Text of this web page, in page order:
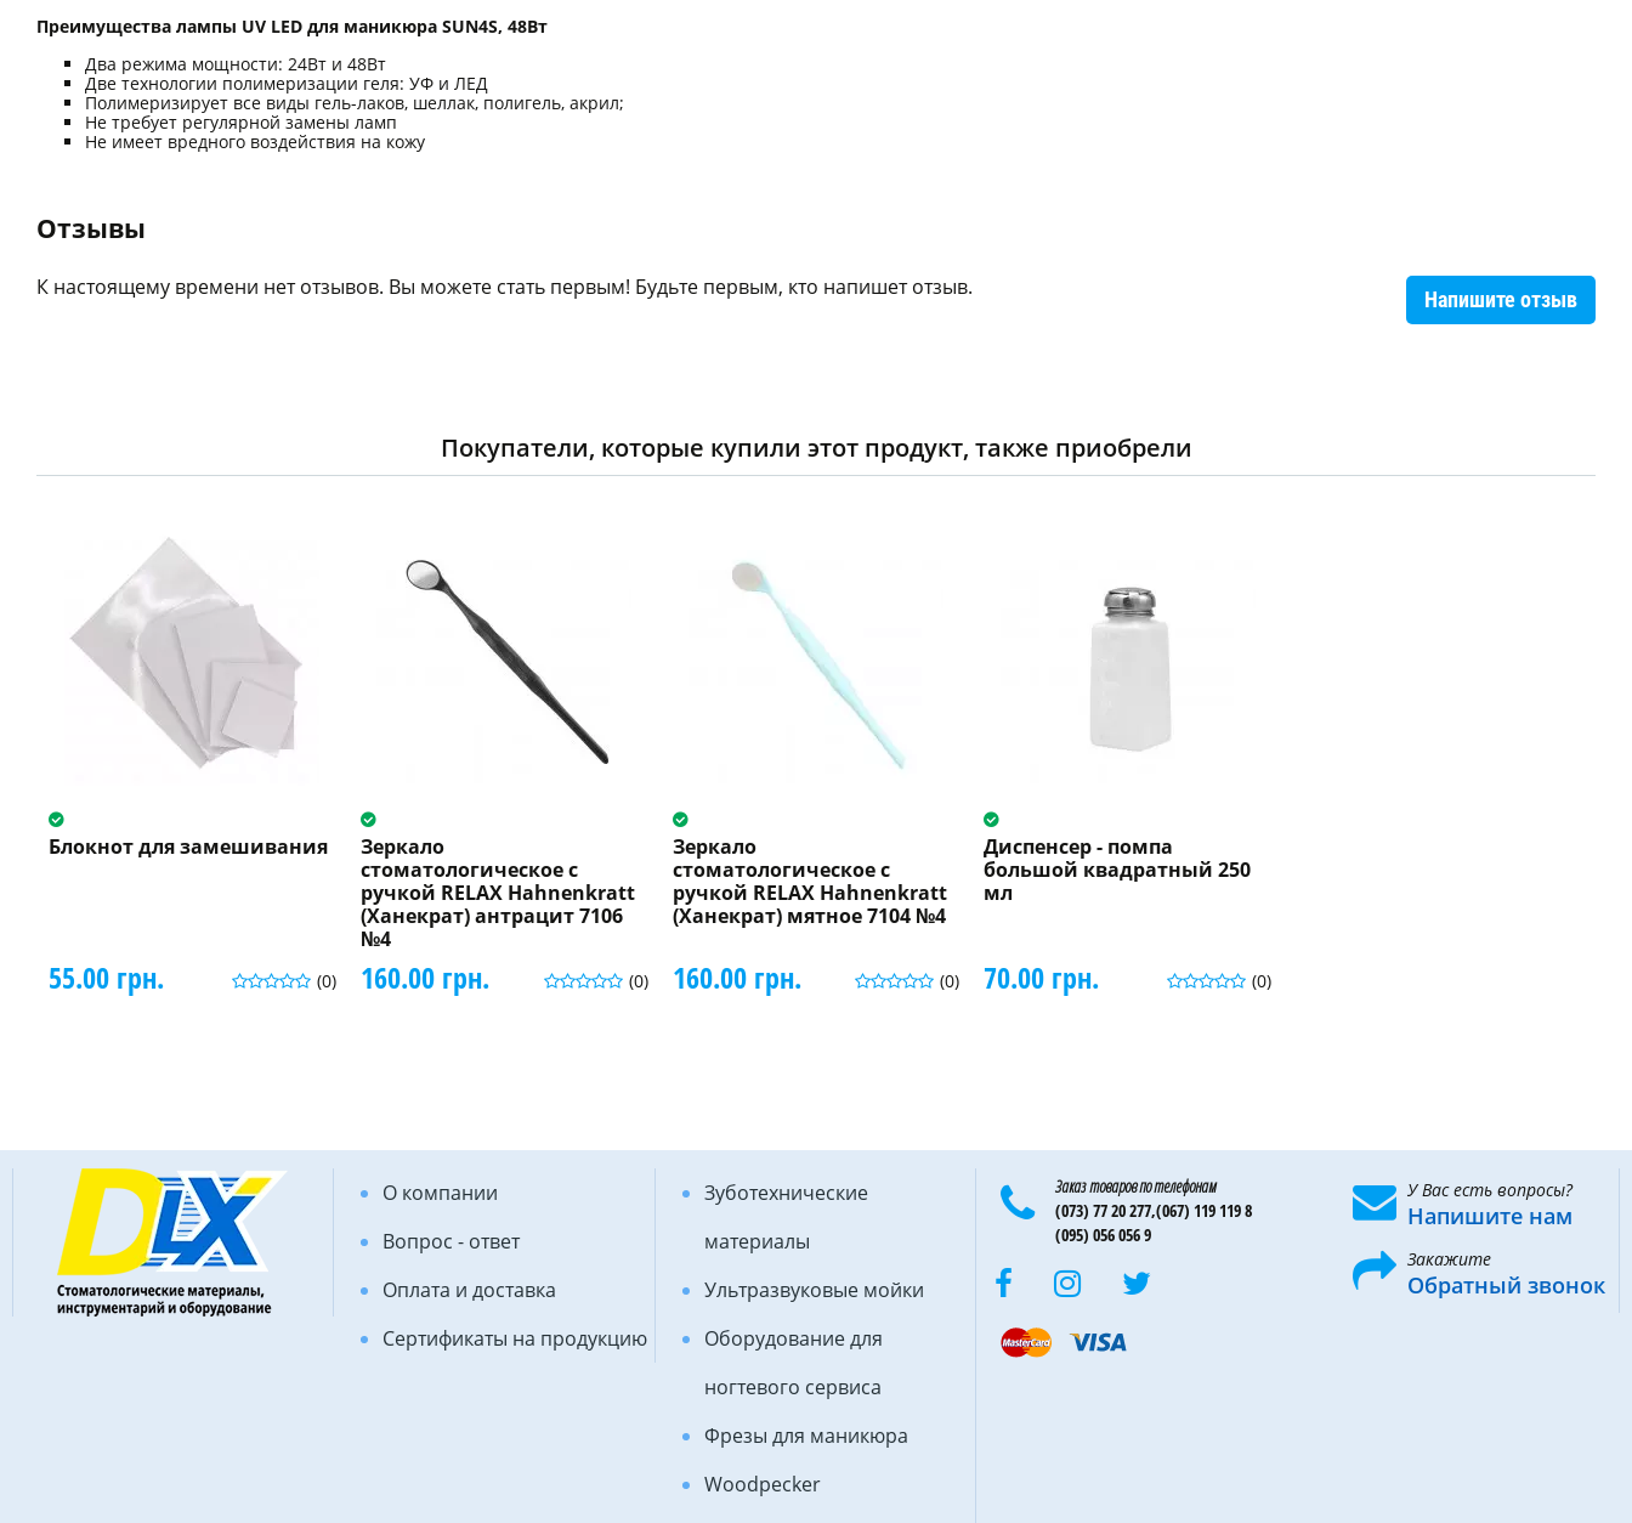
Преимущества лампы UV LED для маникюра SUN4S, 48Вт
Два режима мощности: 24Вт и 48Вт
Две технологии полимеризации геля: УФ и ЛЕД
Полимеризирует все виды гель-лаков, шеллак, полигель, акрил;
Не требует регулярной замены ламп
Не имеет вредного воздействия на кожу
Отзывы
Напишите отзыв
К настоящему времени нет отзывов. Вы можете стать первым! Будьте первым, кто напишет отзыв.
Покупатели, которые купили этот продукт, также приобрели
Блокнот для замешивания
(0)
55.00 грн.
Зеркало
стоматологическое с
ручкой RELAX Hahnenkratt
(Ханекрат) антрацит 7106
№4
(0)
160.00 грн.
Зеркало
стоматологическое с
ручкой RELAX Hahnenkratt
(Ханекрат) мятное 7104 №4
(0)
160.00 грн.
Диспенсер - помпа
большой квадратный 250
мл
(0)
70.00 грн.
О компании
Вопрос - ответ
Оплата и доставка
Сертификаты на продукцию
Зуботехнические
материалы
Ультразвуковые мойки
Оборудование для
ногтевого сервиса
Фрезы для маникюра
Woodpecker
Заказ товаров по телефонам
(073) 77 20 277,(067) 119 119 8
(095) 056 056 9
У Вас есть вопросы?
Напишите нам
Закажите
Обратный звонок